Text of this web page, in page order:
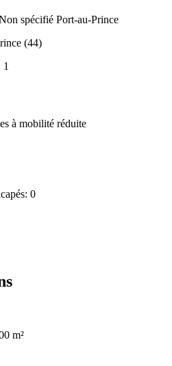
spécifié Port-au-Prince
(44)
à mobilité réduite
0
m²